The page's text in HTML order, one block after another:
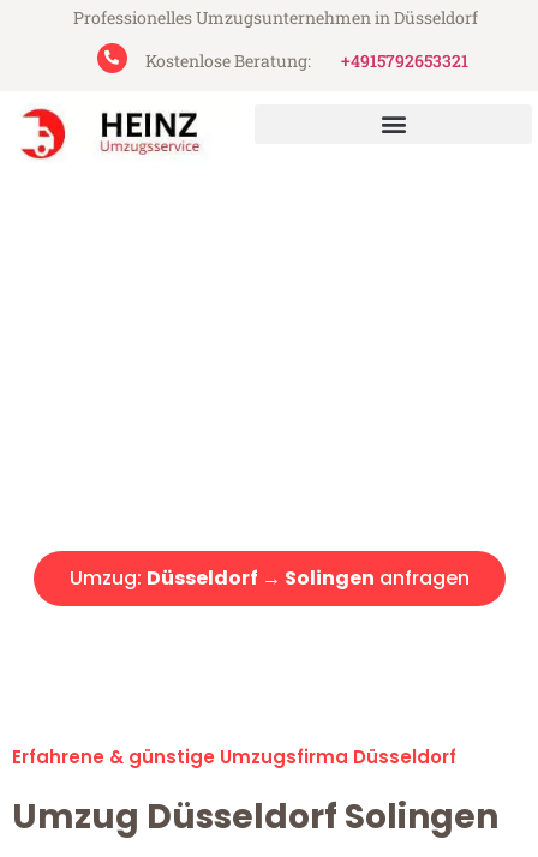
Professionelles Umzugsunternehmen in Düsseldorf
Kostenlose Beratung:
+4915792653321
Umzug: Düsseldorf → Solingen anfragen
Erfahrene & günstige Umzugsfirma Düsseldorf
Umzug Düsseldorf Solingen